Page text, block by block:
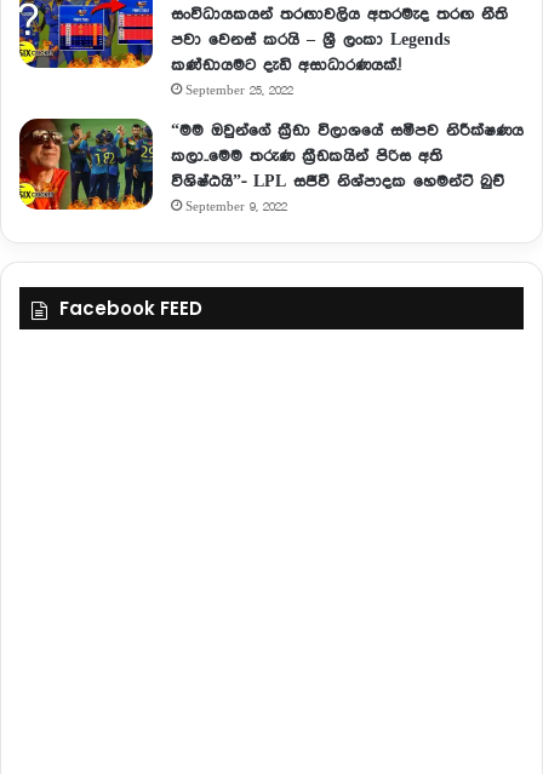
සංවිධායකයන් තරඟාවලිය අතරමැද තරඟ නීති
පවා වෙනස් කරයි – ශ්‍රී ලංකා Legends
කණ්ඩායමට දැඩි අසාධාරණයක්.!
September 25, 2022
“මම ඔවුන්ගේ ක්‍රීඩා විලාශයේ සමීපව නිරීක්ෂණය
කලා..මෙම තරුණ ක්‍රීඩකයින් පිරිස අති
විශිෂ්ඨයි”- LPL සජීවී නිශ්පාදක හෙමන්ට් බුච්
September 9, 2022
Facebook FEED